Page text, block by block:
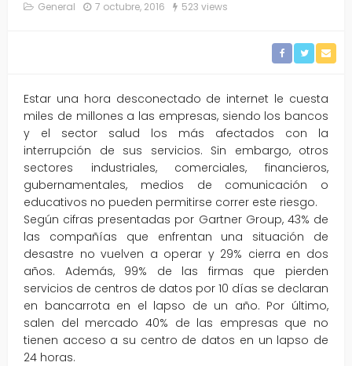
General 7 octubre, 2016 523 views
Estar una hora desconectado de internet le cuesta
miles de millones a las empresas, siendo los bancos
y el sector salud los más afectados con la
interrupción de sus servicios. Sin embargo, otros
sectores industriales, comerciales, financieros,
gubernamentales, medios de comunicación o
educativos no pueden permitirse correr este riesgo.
Según cifras presentadas por Gartner Group, 43% de
las compañías que enfrentan una situación de
desastre no vuelven a operar y 29% cierra en dos
años. Además, 99% de las firmas que pierden
servicios de centros de datos por 10 días se declaran
en bancarrota en el lapso de un año. Por último,
salen del mercado 40% de las empresas que no
tienen acceso a su centro de datos en un lapso de
24 horas.